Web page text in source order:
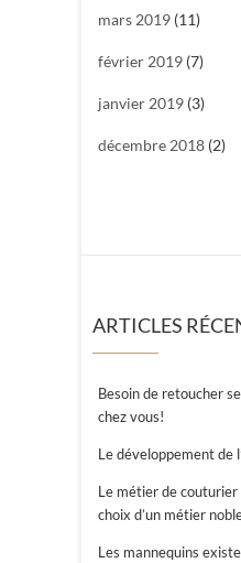
mars 2019 (11)
février 2019 (7)
janvier 2019 (3)
décembre 2018 (2)
ARTICLES
Besoin de retoucher
chez vous!
Le développement de
Le métier de
choix d’un métier
Les mannequins